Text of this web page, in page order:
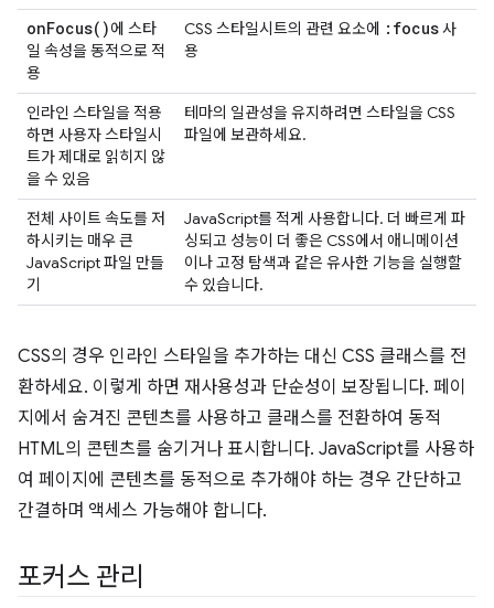
onFocus( )에 스타
일 속성을 동적으로 적
용
CSS 스타일시트의 관련 요소에 :focus사
용
인라인 스타일을 적용
하면 사용자 스타일시
트가 제대로 읽히지 않
을 수 있음
테마의 일관성을 유지하려면 스타일을 CSS
파일에 보관하세요.
전체 사이트 속도를 저
하시키는 매우 큰
JavaScript 파일 만들
기
JavaScript를 적게 사용합니다. 더 빠르게 파
싱되고 성능이 더 좋은 CSS에서 애니메이션
이나 고정 탐색과 같은 유사한 기능을 실행할
수 있습니다.
CSS의 경우 인라인 스타일을 추가하는 대신 CSS 클래스를 전
환하세요. 이렇게 하면 재사용성과 단순성이 보장됩니다. 페이
지에서 숨겨진 콘텐츠를 사용하고 클래스를 전환하여 동적
HTML의 콘텐츠를 숨기거나 표시합니다. JavaScript를 사용하
여 페이지에 콘텐츠를 동적으로 추가해야 하는 경우 간단하고
간결하며 액세스 가능해야 합니다.
포커스 관리